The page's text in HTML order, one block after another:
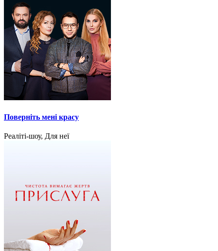
Поверніть мені красу
Реаліті-шоу, Для неї